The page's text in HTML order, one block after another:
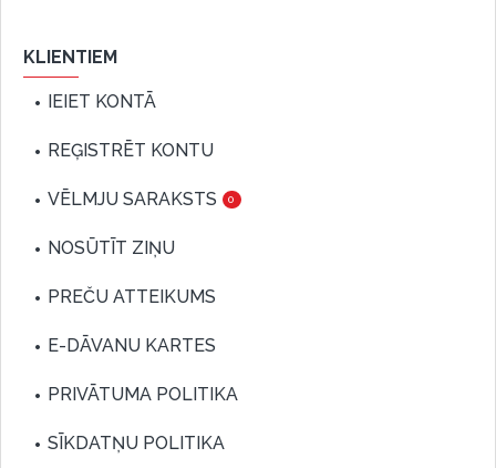
KLIENTIEM
IEIET KONTĀ
REĢISTRĒT KONTU
VĒLMJU SARAKSTS 0
NOSŪTĪT ZIŅU
PREČU ATTEIKUMS
E-DĀVANU KARTES
PRIVĀTUMA POLITIKA
SĪKDATŅU POLITIKA